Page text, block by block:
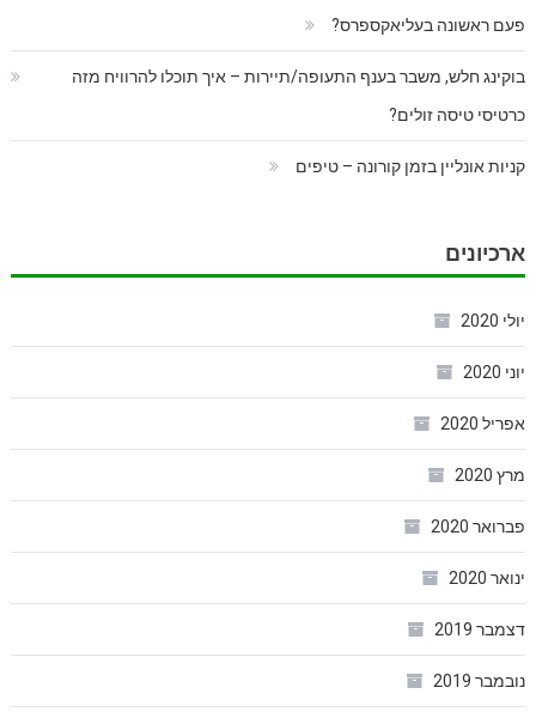
פעם ראשונה בעליאקספרס?
בוקינג חלש, משבר בענף התעופה/תיירות – איך תוכלו להרוויח מזה
כרטיסי טיסה זולים?
קניות אונליין בזמן קורונה – טיפים
ארכיונים
יולי 2020
יוני 2020
אפריל 2020
מרץ 2020
פברואר 2020
ינואר 2020
דצמבר 2019
נובמבר 2019